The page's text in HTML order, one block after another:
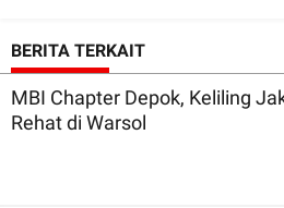
BERITA TERKAIT
MBI Chapter Depok, Keliling
Rehat di Warsol